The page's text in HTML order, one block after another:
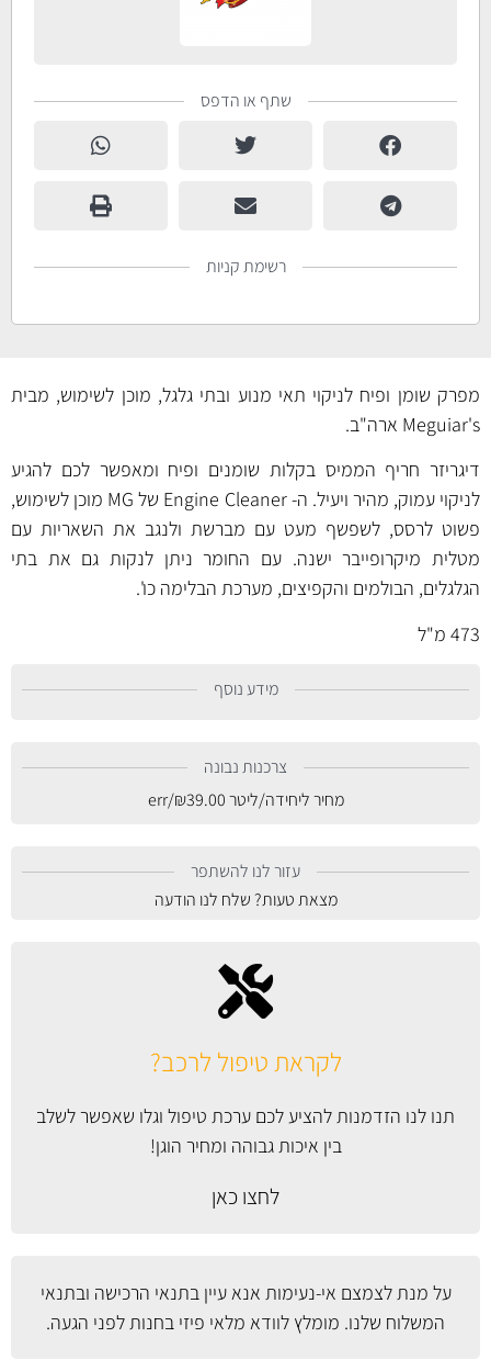
שתף או הדפס
רשימת קניות
לקראת טיפול לרכב?
תנו לנו הזדמנות להציע לכם ערכת טיפול וגלו שאפשר לשלב
בין איכות גבוהה ומחיר הוגן!
לחצו כאן
על מנת לצמצם אי-נעימות אנא עייןבתנאי הרכישה ובתנאי
המשלוח שלנו. מומלץ לוודא מלאי פיזי בחנות לפני הגעה.
מפרק שומן ופיח לניקוי תאי מנוע ובתי גלגל, מוכן לשימוש, מבית
Meguiar's ארה"ב.
דיגריזר חריף הממיס בקלות שומנים ופיח ומאפשר לכם להגיע
לניקוי עמוק, מהיר ויעיל. ה- Engine Cleaner של MG מוכן לשימוש,
פשוט לרסס, לשפשף מעט עם מברשת ולנגב את השאריות עם
מטלית מיקרופייבר ישנה. עם החומר ניתן לנקות גם את בתי
הגלגלים, הבולמים והקפיצים, מערכת הבלימה כו'.
473 מ"ל
מידע נוסף
צרכנות נבונה
מחיר ליחידה/ליטר
₪39.00
/err
עזור לנו להשתפר
מצאת טעות? שלח לנו הודעה